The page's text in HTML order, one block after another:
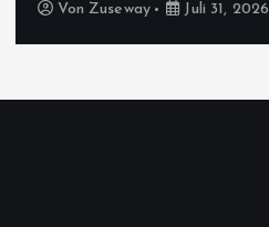
Von Zuseway Juli 31, 2026